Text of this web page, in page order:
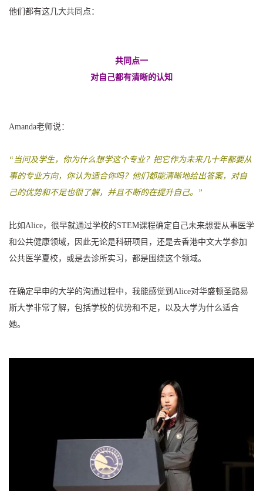
他们都有这几大共同点：
共同点一
对自己都有清晰的认知
Amanda老师说：
“当问及学生，你为什么想学这个专业？把它作为未来几十年都要从
事的专业方向，你认为适合你吗？他们都能清晰地给出答案，对自
己的优势和不足也很了解，并且不断的在提升自己。”
比如Alice，很早就通过学校的STEM课程确定自己未来想要从事医学
和公共健康领域，因此无论是科研项目，还是去香港中文大学参加
公共医学夏校，或是去诊所实习，都是围绕这个领域。
在确定早申的大学的沟通过程中，我能感觉到Alice对华盛顿圣路易
斯大学非常了解，包括学校的优势和不足，以及大学为什么适合
她。